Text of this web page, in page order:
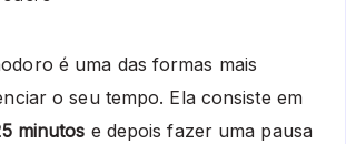
é uma das formas mais
o seu tempo. Ela consiste em
minutos e depois fazer uma pausa